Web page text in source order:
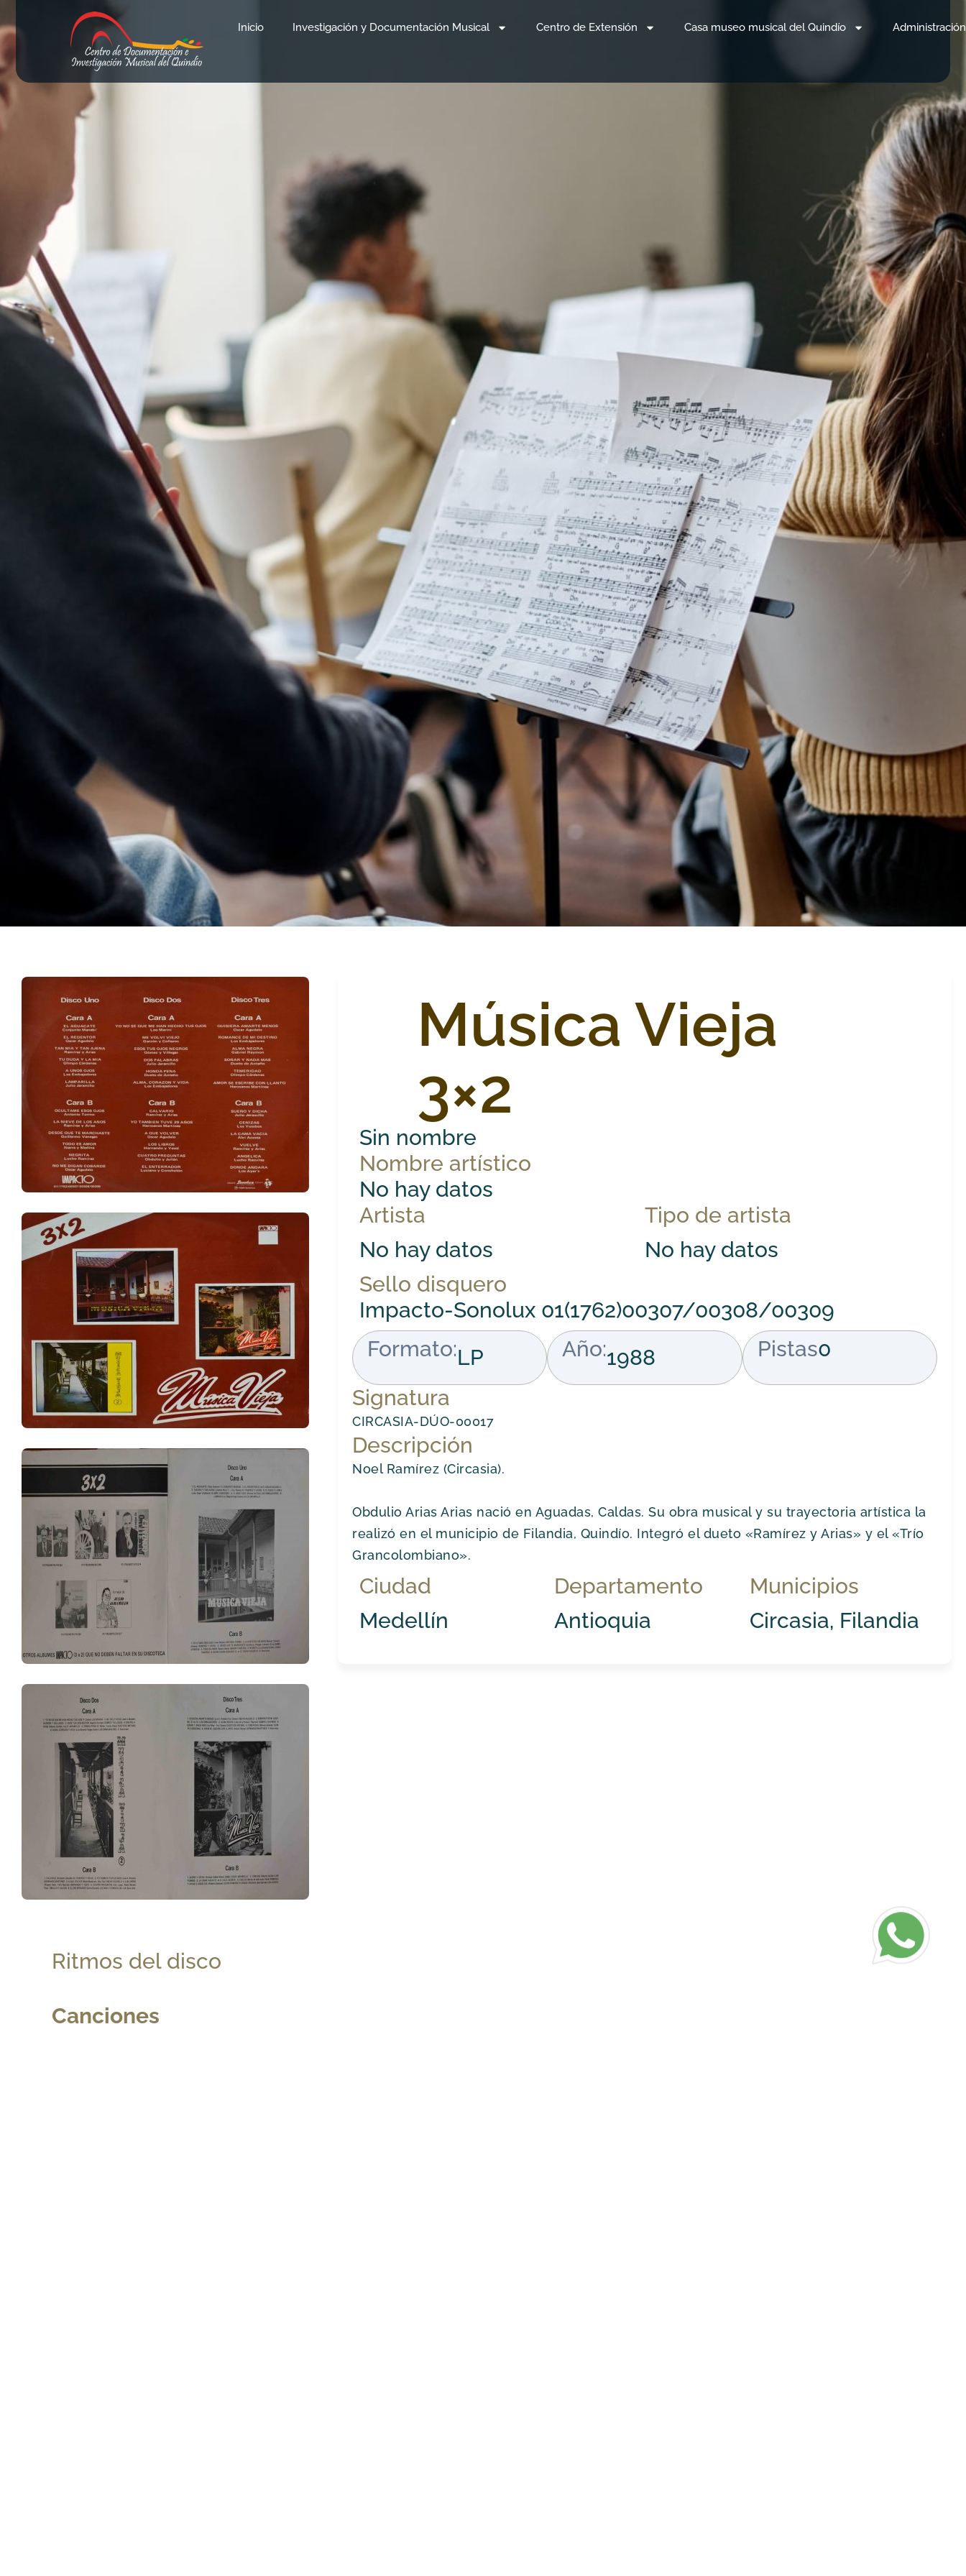
Inicio Investigación y Documentación Musical Centro de Extensión Casa museo musical del Quindío
Música Vieja
3×2
Sin nombre
Nombre artístico
No hay datos
Artista
No hay datos
Tipo de artista
No hay datos
Sello disquero
Impacto-Sonolux 01(1762)00307/00308/00309
Formato:LP Año:1988 Pistas0
Signatura
CIRCASIA-DÚO-00017
Descripción
Noel Ramírez (Circasia).
Obdulio Arias Arias nació en Aguadas, Caldas. Su obra musical y su trayectoria artística la
realizó en el municipio de Filandia, Quindío. Integró el dueto «Ramírez y Arias» y el «Trío
Grancolombiano».
Ciudad
Medellín
Departamento
Antioquia
Municipios
Circasia, Filandia
Ritmos del disco
Canciones